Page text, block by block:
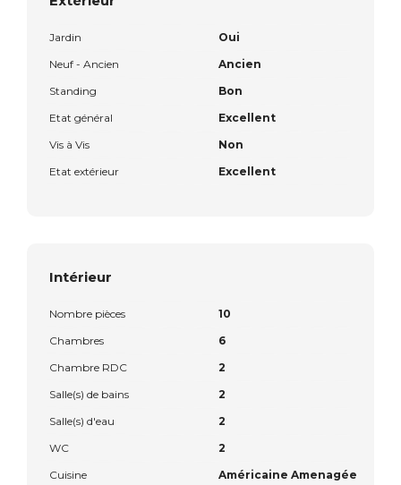
Jardin
Oui
Neuf - Ancien
Ancien
Standing
Bon
Etat général
Excellent
Vis à Vis
Non
Etat extérieur
Excellent
Intérieur
Nombre pièces
10
Chambres
6
Chambre RDC
2
Salle(s) de bains
2
Salle(s) d'eau
2
WC
2
Cuisine
Américaine Amenagée